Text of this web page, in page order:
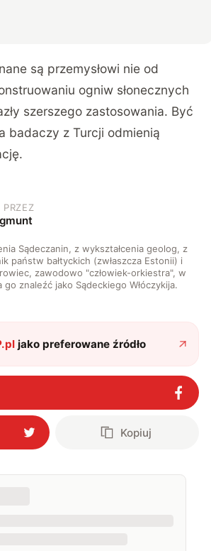
są przemysłowi nie od
ogniw słonecznych
szerszego zastosowania. Być
badaczy z Turcji odmienią
Sądeczanin, z wykształcenia geolog, z
państw bałtyckich (zwłaszcza Estonii) i
zawodowo "człowiek-orkiestra", w
go znaleźć jako Sądeckiego Włóczykija.
jako preferowane źródło
Kopiuj